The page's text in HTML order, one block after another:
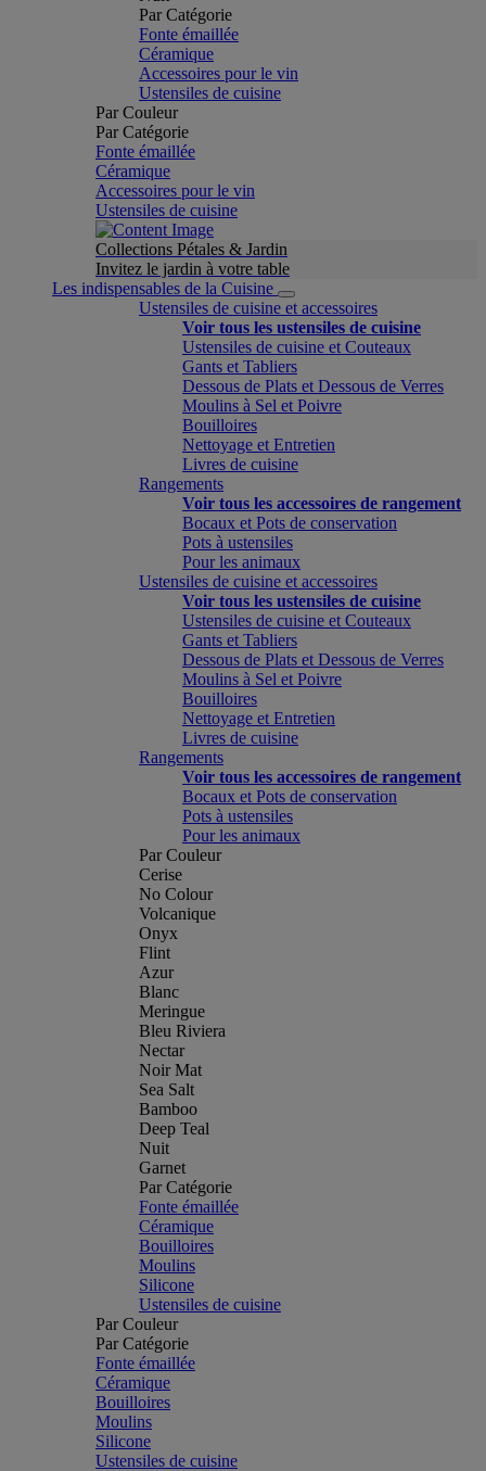
Par Catégorie
Fonte émaillée
Céramique
Accessoires pour le vin
Ustensiles de cuisine
Par Couleur
Par Catégorie
Fonte émaillée
Céramique
Accessoires pour le vin
Ustensiles de cuisine
Collections Pétales & Jardin
Invitez le jardin à votre table
Les indispensables de la Cuisine
Ustensiles de cuisine et accessoires
Voir tous les ustensiles de cuisine
Ustensiles de cuisine et Couteaux
Gants et Tabliers
Dessous de Plats et Dessous de Verres
Moulins à Sel et Poivre
Bouilloires
Nettoyage et Entretien
Livres de cuisine
Rangements
Voir tous les accessoires de rangement
Bocaux et Pots de conservation
Pots à ustensiles
Pour les animaux
Ustensiles de cuisine et accessoires
Voir tous les ustensiles de cuisine
Ustensiles de cuisine et Couteaux
Gants et Tabliers
Dessous de Plats et Dessous de Verres
Moulins à Sel et Poivre
Bouilloires
Nettoyage et Entretien
Livres de cuisine
Rangements
Voir tous les accessoires de rangement
Bocaux et Pots de conservation
Pots à ustensiles
Pour les animaux
Par Couleur
Cerise
No Colour
Volcanique
Onyx
Flint
Azur
Blanc
Meringue
Bleu Riviera
Nectar
Noir Mat
Sea Salt
Bamboo
Deep Teal
Nuit
Garnet
Par Catégorie
Fonte émaillée
Céramique
Bouilloires
Moulins
Silicone
Ustensiles de cuisine
Par Couleur
Par Catégorie
Fonte émaillée
Céramique
Bouilloires
Moulins
Silicone
Ustensiles de cuisine